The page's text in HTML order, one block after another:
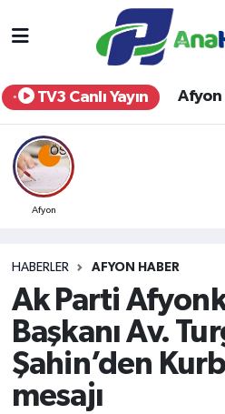
TV3 Canlı Yayın Afyon
Afyon
HABERLER AFYON HABER
Ak Parti
Başkanı Av.
Şahin’den
mesajı
Yurt Haber
Afyon Haber
Ekonomi
Siyaset
Eğitim
Sağlık
Teknoloji
Afyonkarahisar Nöbetçi
Afyonkarahisar Hava
Afyonkarahisar Namaz
Afyonkarahisar Trafik
Tüm Manşetler
Son Dakika Haberleri
Haber Arşivi